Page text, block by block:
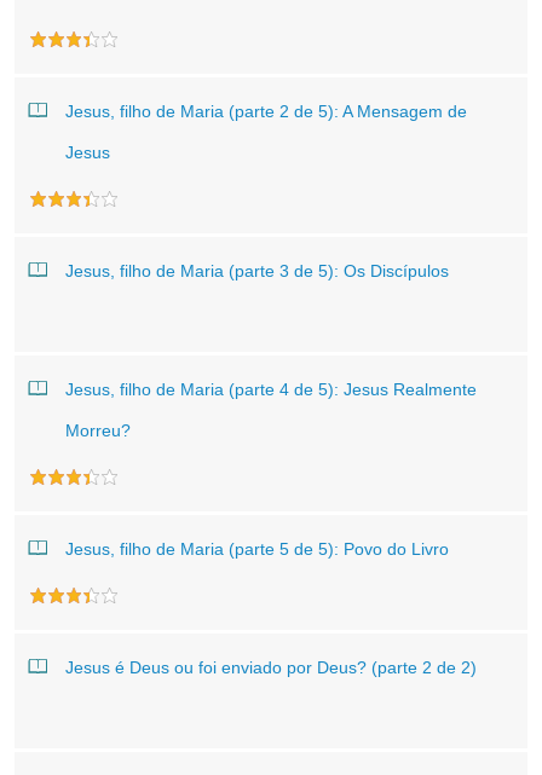
Jesus, filho de Maria (parte 2 de 5): A Mensagem de
Jesus
Jesus, filho de Maria (parte 3 de 5): Os Discípulos
Jesus, filho de Maria (parte 4 de 5): Jesus Realmente
Morreu?
Jesus, filho de Maria (parte 5 de 5): Povo do Livro
Jesus é Deus ou foi enviado por Deus? (parte 2 de 2)